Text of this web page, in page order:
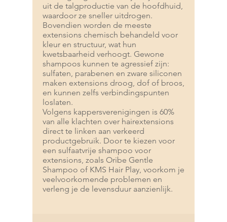
uit de talgproductie van de hoofdhuid,
waardoor ze sneller uitdrogen.
Bovendien worden de meeste
extensions chemisch behandeld voor
kleur en structuur, wat hun
kwetsbaarheid verhoogt. Gewone
shampoos kunnen te agressief zijn:
sulfaten, parabenen en zware siliconen
maken extensions droog, dof of broos,
en kunnen zelfs verbindingspunten
loslaten.
Volgens kappersverenigingen is 60%
van alle klachten over hairextensions
direct te linken aan verkeerd
productgebruik. Door te kiezen voor
een sulfaatvrije shampoo voor
extensions, zoals Oribe Gentle
Shampoo of KMS Hair Play, voorkom je
veelvoorkomende problemen en
verleng je de levensduur aanzienlijk.